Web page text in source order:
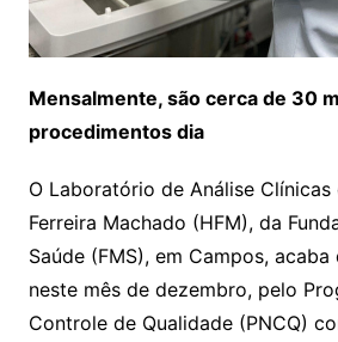
Mensalmente, são cerca de 30
procedimentos dia
O Laboratório de Análise
Ferreira Machado (HFM), da
Saúde (FMS), em Campos,
neste mês de dezembro, pelo
Controle de Qualidade (PNCQ)